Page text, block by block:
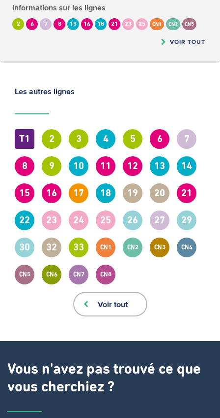
Informations sur les lignes
2 6 7 8 13 16 18 21 23 25 CN1 CN2 CN5
VOIR TOUT
Les autres lignes
T1 2 3 4 5 6 7
8 9 10 11 12 13 14
15 16 17 18 19 20 21
22 23 24 25 26 27 29
30 32 33 CN1 CN2 CN3 CN4
CN5 CN6 CN7 CN8
Voir tout
Vous n'avez pas trouvé ce que
vous cherchiez ?